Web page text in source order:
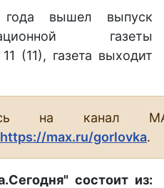
вышел выпуск
газеты
(11), газета выходит
на канал
https://max.ru/gorlovka.
состоит из: